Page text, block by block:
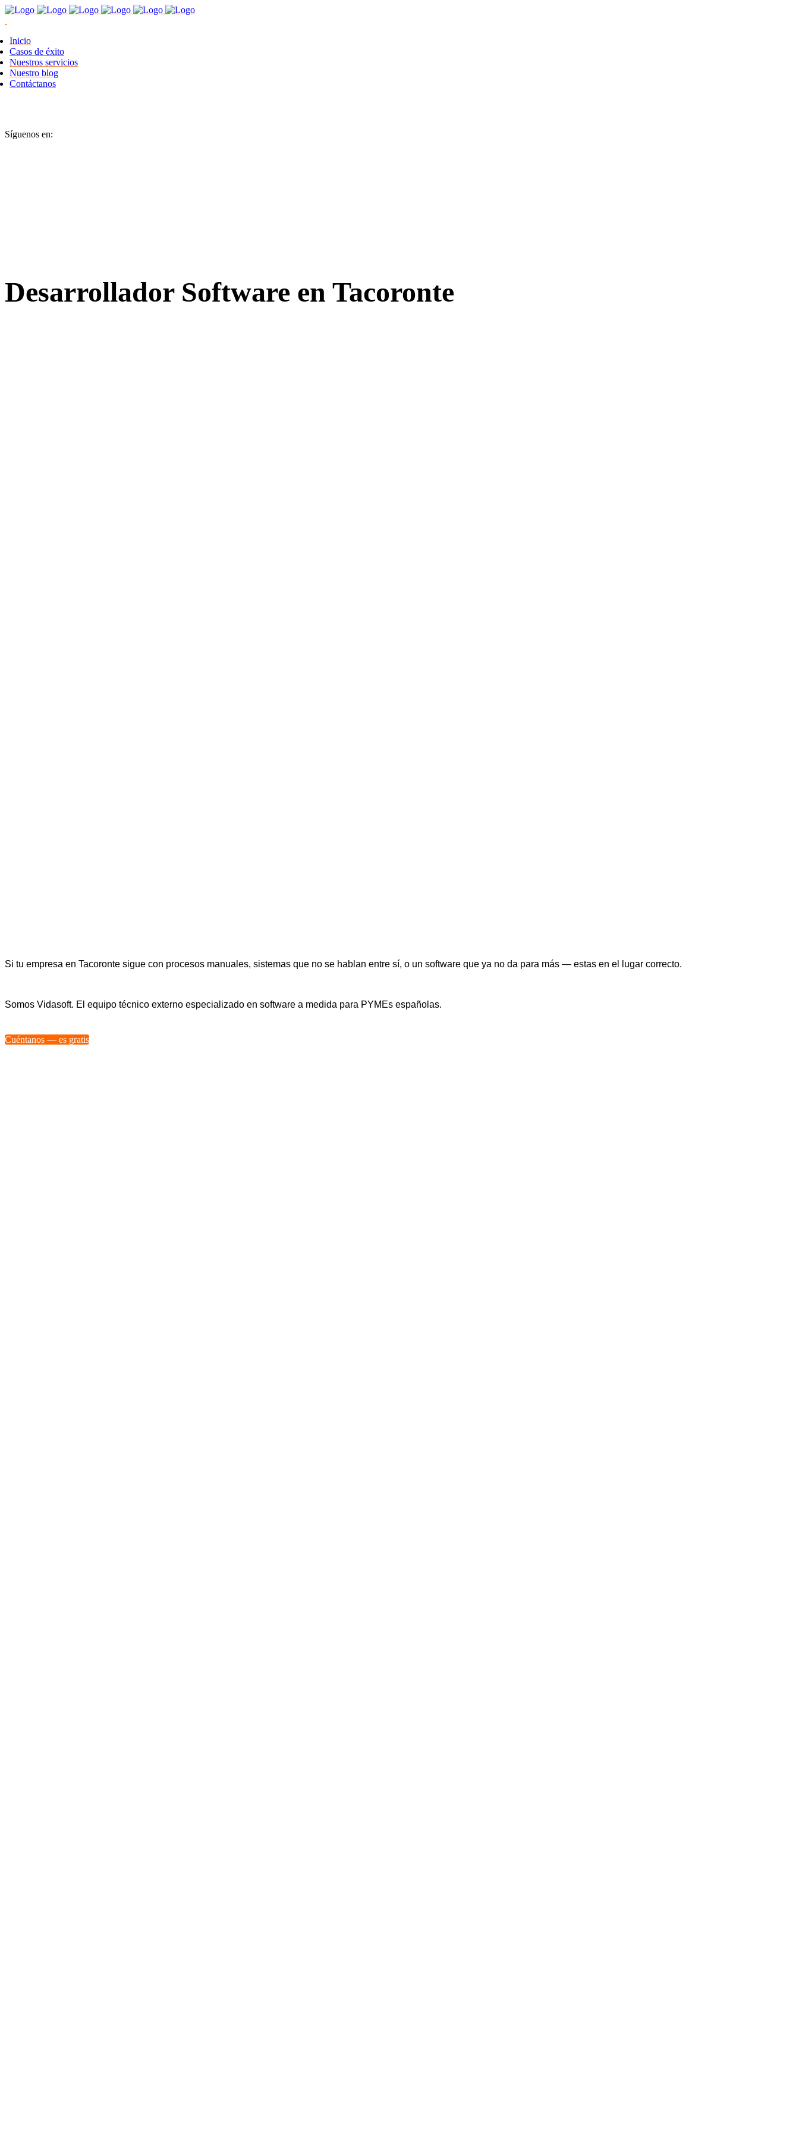
Inicio
Casos de éxito
Nuestros servicios
Nuestro blog
Contáctanos
Síguenos en:
Desarrollador Software en Tacoronte
Si tu empresa en Tacoronte sigue con procesos manuales, sistemas que no se hablan entre sí, o un software que ya no da para más — estas en el lugar correcto.
Somos Vidasoft. El equipo técnico externo especializado en software a medida para PYMEs españolas.
Cuéntanos — es gratis